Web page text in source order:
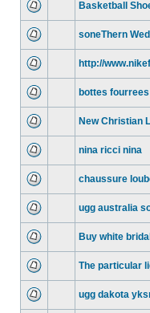
Basketball
soneThern
http://
bottes
New Christian
nina ricci nina
chaussure
ugg australia
Buy white
The particular
ugg dakota